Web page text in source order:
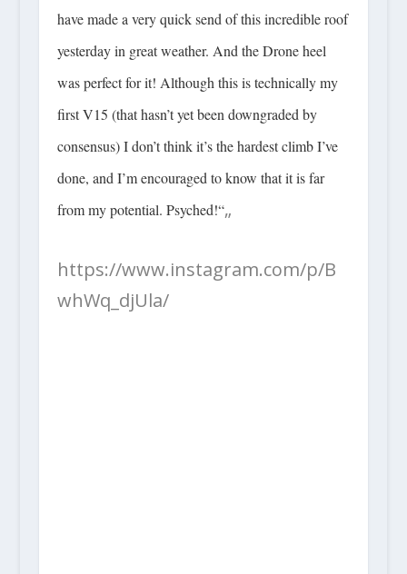
have made a very quick send of this incredible roof
yesterday in great weather. And the Drone heel
was perfect for it! Although this is technically my
first V15 (that hasn’t yet been downgraded by
consensus) I don’t think it’s the hardest climb I’ve
done, and I’m encouraged to know that it is far
from my potential. Psyched!“„
https://www.instagram.com/p/B
whWq_djUla/